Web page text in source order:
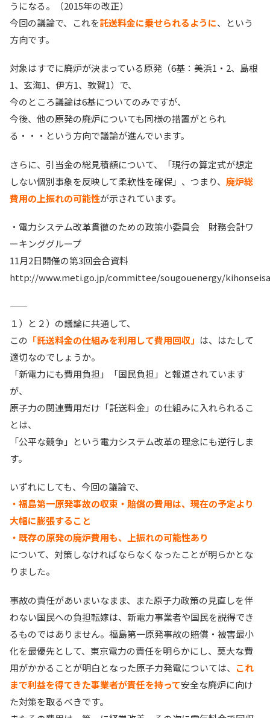
うになる。（2015年の改正）
今回の議論で、これを託送料金に乗せられるように、という
方向です。
対象はすでに廃炉が決まっている原発（6基：美浜1・2、島根
1、玄海1、伊方1、敦賀1）で、
今のところ議論は6基についてのみですが、
今後、他の原発の廃炉についても同様の措置がとられ
る・・・という方向で議論が進んでいます。
さらに、引当金の総見積額について、「現行の算定式が想定
しない個別事象を反映して柔軟性を確保」、つまり、 廃炉総
費用の上振れの可能性が示されています。
・電力システム改革貫徹のための政策小委員会 財務会計ワ
ーキンググループ
11月2日開催の第3回会合資料
http://www.meti.go.jp/committee/sougouenergy/
——
１）と２）の議論に共通して、
この 「託送料金の仕組みを利用して費用回収」 は、はたして
適切なのでしょうか。
「新電力にも費用負担」「国民負担」と報道されています
が、
原子力の関連費用だけ「託送料金」の仕組みに入れられるこ
とは、
「公平な競争」という電力システム改革の理念にも逆行しま
す。
いずれにしても、今回の議論で、
・福島第一原発事故の収束・賠償の費用は、現在の予定より
大幅に膨張すること
・既存の原発の廃炉費用も、上振れの可能性あり
について、対策しなければならなくなったことが明らかとな
りました。
事故の責任があいまいなまま、また原子力政策の見直しを伴
わない国民への負担転嫁は、新電力事業者や国民を説得でき
るものではありません。福島第一原発事故の賠償・被害最小
化を最優先として、東京電力の責任を明らかにし、莫大な費
用がかかることが明白となった原子力発電については、 これ
まで利益を得てきた事業者が責任を持って安全な廃炉に向け
た対策を取るべきです。